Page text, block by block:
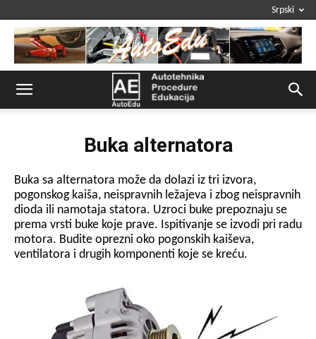
Srpski
Buka alternatora
Buka sa alternatora može da dolazi iz tri izvora,
pogonskog kaiša, neispravnih ležajeva i zbog neispravnih
dioda ili namotaja statora. Uzroci buke prepoznaju se
prema vrsti buke koje prave. Ispitivanje se izvodi pri radu
motora. Budite oprezni oko pogonskih kaiševa,
ventilatora i drugih komponenti koje se kreću.